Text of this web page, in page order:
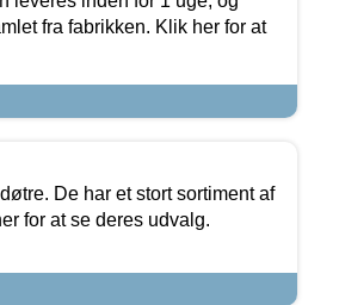
fra fabrikken. Klik her for at
De har et stort sortiment af
for at se deres udvalg.